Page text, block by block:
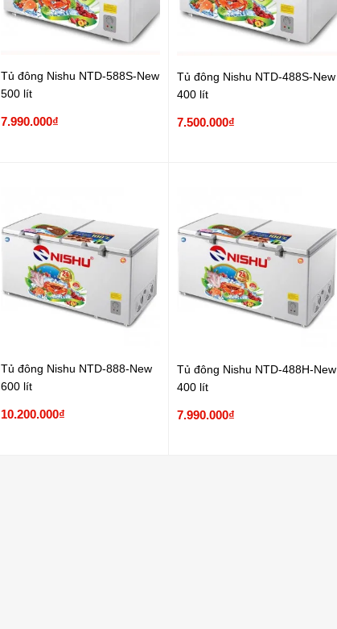
Tủ đông Nishu NTD-588S-New
500 lít
7.990.000₫
Tủ đông Nishu NTD-488S-New
400 lít
7.500.000₫
Tủ đông Nishu NTD-888-New
600 lít
10.200.000₫
Tủ đông Nishu NTD-488H-New
400 lít
7.990.000₫